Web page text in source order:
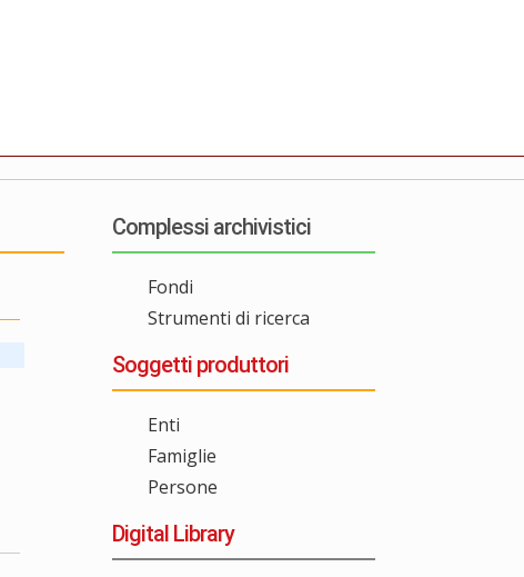
Complessi archivistici
Fondi
Strumenti di ricerca
Soggetti produttori
Enti
Famiglie
Persone
Digital Library